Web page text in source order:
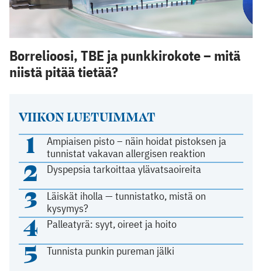
VIIKON LUETUIMMAT
1
Ampiaisen pisto – näin hoidat pistoksen ja
tunnistat vakavan allergisen reaktion
2 Dyspepsia tarkoittaa ylävatsaoireita
3
Läiskät iholla — tunnistatko, mistä on
kysymys?
4 Palleatyrä: syyt, oireet ja hoito
5 Tunnista punkin pureman jälki
Borrelioosi, TBE ja punkkirokote – mitä
niistä pitää tietää?